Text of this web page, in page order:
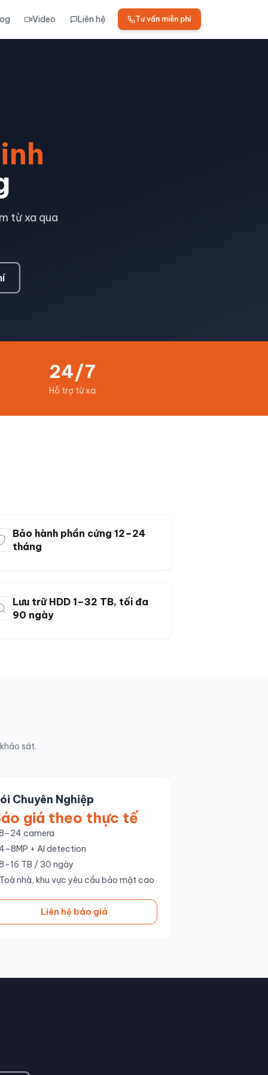
Video Liên hệ Tư vấn miễn phí
từ xa qua
24/7
Hỗ trợ từ xa
Bảo hành phần cứng 12–24
tháng
Lưu trữ HDD 1–32 TB, tối đa
90 ngày
sát.
Chuyên Nghiệp
giá theo thực tế
camera
+ AI detection
TB / 30 ngày
Toà nhà, khu vực yêu cầu bảo mật cao
Liên hệ báo giá